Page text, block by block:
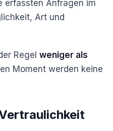
erfassten Anfragen im
Art und
Regel weniger als
Moment werden keine